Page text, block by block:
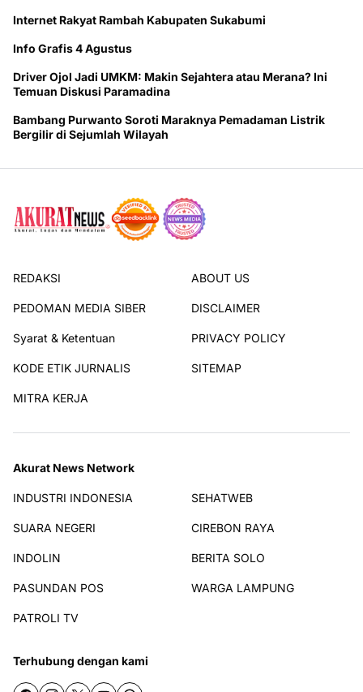
Internet Rakyat Rambah Kabupaten Sukabumi
Info Grafis 4 Agustus
Driver Ojol Jadi UMKM: Makin Sejahtera atau Merana? Ini
Temuan Diskusi Paramadina
Bambang Purwanto Soroti Maraknya Pemadaman Listrik
Bergilir di Sejumlah Wilayah
REDAKSI ABOUT US
PEDOMAN MEDIA SIBER DISCLAIMER
Syarat & Ketentuan PRIVACY POLICY
KODE ETIK JURNALIS SITEMAP
MITRA KERJA
Akurat News Network
INDUSTRI INDONESIA SEHATWEB
SUARA NEGERI CIREBON RAYA
INDOLIN BERITA SOLO
PASUNDAN POS WARGA LAMPUNG
PATROLI TV
Terhubung dengan kami